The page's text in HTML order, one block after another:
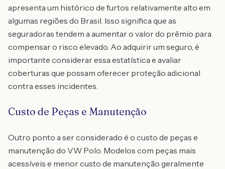
apresenta um histórico de furtos relativamente alto em
algumas regiões do Brasil. Isso significa que as
seguradoras tendem a aumentar o valor do prêmio para
compensar o risco elevado. Ao adquirir um seguro, é
importante considerar essa estatística e avaliar
coberturas que possam oferecer proteção adicional
contra esses incidentes.
Custo de Peças e Manutenção
Outro ponto a ser considerado é o custo de peças e
manutenção do VW Polo. Modelos com peças mais
acessíveis e menor custo de manutenção geralmente